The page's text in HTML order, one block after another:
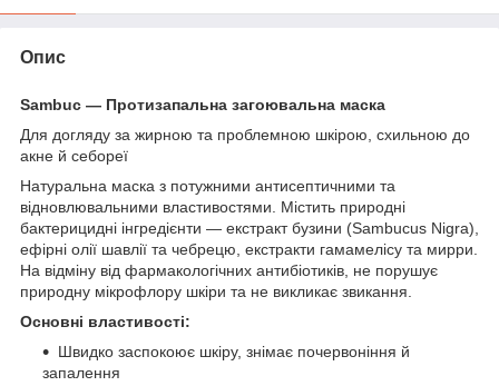
Опис
Sambuc — Протизапальна загоювальна маска
Для догляду за жирною та проблемною шкірою, схильною до
акне й себореї
Натуральна маска з потужними антисептичними та
відновлювальними властивостями. Містить природні
бактерицидні інгредієнти — екстракт бузини (Sambucus Nigra),
ефірні олії шавлії та чебрецю, екстракти гамамелісу та мирри.
На відміну від фармакологічних антибіотиків, не порушує
природну мікрофлору шкіри та не викликає звикання.
Основні властивості:
Швидко заспокоює шкіру, знімає почервоніння й
запалення